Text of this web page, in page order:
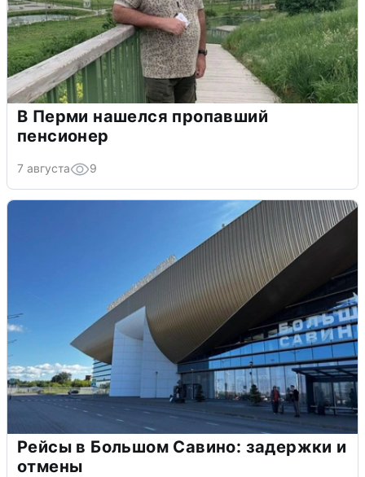
В Перми нашелся пропавший
пенсионер
7 августа 9
Рейсы в Большом Савино: задержки и
отмены